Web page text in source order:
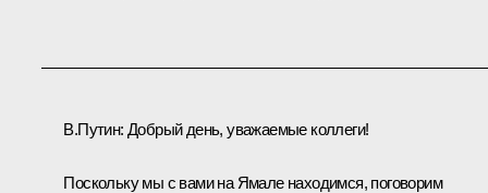
В.Путин: Добрый день, уважаемые коллеги!
Поскольку мы с вами на Ямале находимся, поговорим